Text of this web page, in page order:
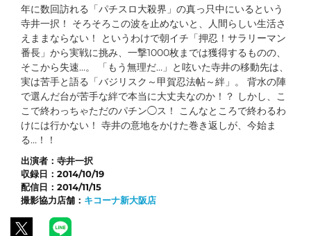
年に数回訪れる「パチスロ大殺界」の真っ只中にいるという
寺井一択！ そろそろこの波を止めないと、人間らしい生活さ
えままならない！ というわけで朝イチ「押忍！サラリーマン
番長」から実戦に挑み、一撃1000枚までは­獲得するものの、
そこから失速…。 「もう無理だ…」と呟いた寺井の移動先は、
実は苦手と語る「バジリスク～甲賀忍法帖～­絆」。 背水の陣
で選んだ台が苦手な絆で本当に大丈夫なのか！？ しかし、こ
こで終わっちゃただのパチン◯ス！ こんなところで終わるわ
けには行かない！ 寺井の意地をかけた巻き返しが、今始ま
る…！！
出演者： 寺井一択
収録日： 2014/10/19
配信日： 2014/11/15
撮影協力店舗： キコーナ新大阪店